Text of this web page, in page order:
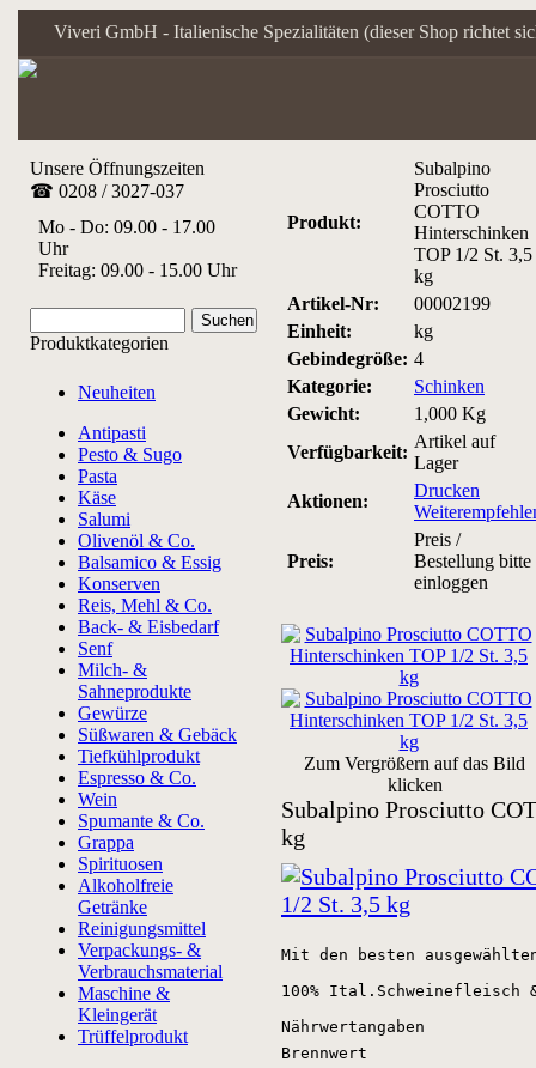
Viveri GmbH - Italienische Spezialitäten (dieser Shop richtet
Unsere Öffnungszeiten
☎ 0208 / 3027-037
Mo - Do: 09.00 - 17.00
Uhr
Freitag: 09.00 - 15.00 Uhr
Produktkategorien
Neuheiten
Antipasti
Pesto & Sugo
Pasta
Käse
Salumi
Olivenöl & Co.
Balsamico & Essig
Konserven
Reis, Mehl & Co.
Back- & Eisbedarf
Senf
Milch- &
Sahneprodukte
Gewürze
Süßwaren & Gebäck
Tiefkühlprodukt
Espresso & Co.
Wein
Spumante & Co.
Grappa
Spirituosen
Alkoholfreie
Getränke
Reinigungsmittel
Verpackungs- &
Verbrauchsmaterial
Maschine &
Kleingerät
Trüffelprodukt
Produkt:
Subalpino
Prosciutto
COTTO
Hinterschinken
TOP 1/2 St. 3,5
kg
Artikel-Nr:
00002199
Einheit:
kg
Gebindegröße: 4
Kategorie:
Schinken
Gewicht:
1,000 Kg
Verfügbarkeit:
Artikel auf
Lager
Aktionen:
Drucken
Preis:
Preis /
Bestellung bitte
einloggen
Zum Vergrößern auf das Bild
klicken
Subalpino Prosciutto
kg
Mit den besten
100%
Nährwertangaben
Brennwert